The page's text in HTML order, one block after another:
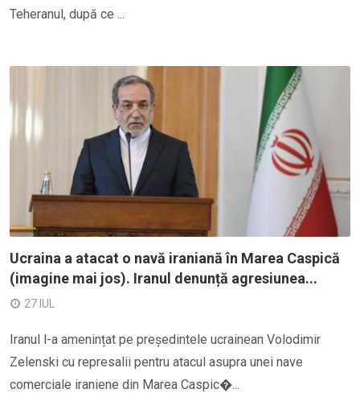
Teheranul, după ce ...
Ucraina a atacat o navă iraniană în Marea Caspică
(imagine mai jos). Iranul denunță agresiunea...
27 IUL
Iranul l-a amenințat pe președintele ucrainean Volodimir
Zelenski cu represalii pentru atacul asupra unei nave
comerciale iraniene din Marea Caspic�...